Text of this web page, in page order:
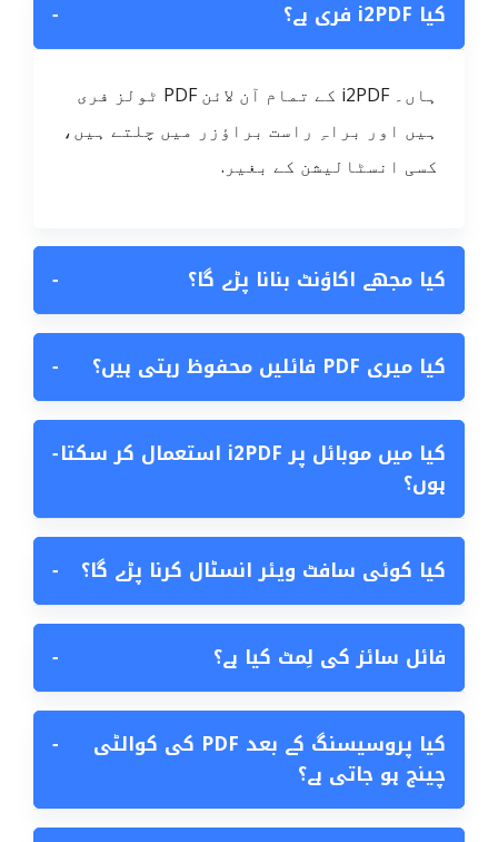
کیا i2PDF فری ہے؟ −
ہاں۔ i2PDF کے تمام آن لائن PDF ٹولز فری
ہیں اور براہِ راست براؤزر میں چلتے ہیں،
کسی انسٹالیشن کے بغیر.
کیا مجھے اکاؤنٹ بنانا پڑے گا؟ −
کیا میری PDF فائلیں محفوظ رہتی ہیں؟ −
کیا میں موبائل پر i2PDF استعمال کر سکتا
ہوں؟
−
کیا کوئی سافٹ ویئر انسٹال کرنا پڑے گا؟ −
فائل سائز کی لِمٹ کیا ہے؟ −
کیا پروسیسنگ کے بعد PDF کی کوالٹی
چینج ہو جاتی ہے؟
−